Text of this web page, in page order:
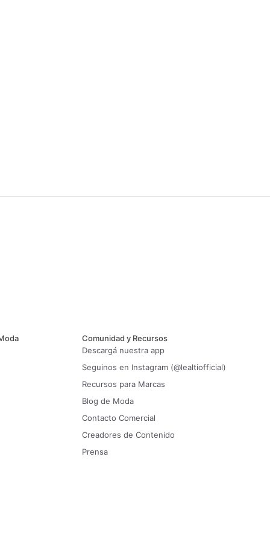
Comunidad y Recursos
Descargá nuestra app
Seguinos en Instagram (@lealtiofficial)
Recursos para Marcas
Blog de Moda
Contacto Comercial
Creadores de Contenido
Prensa